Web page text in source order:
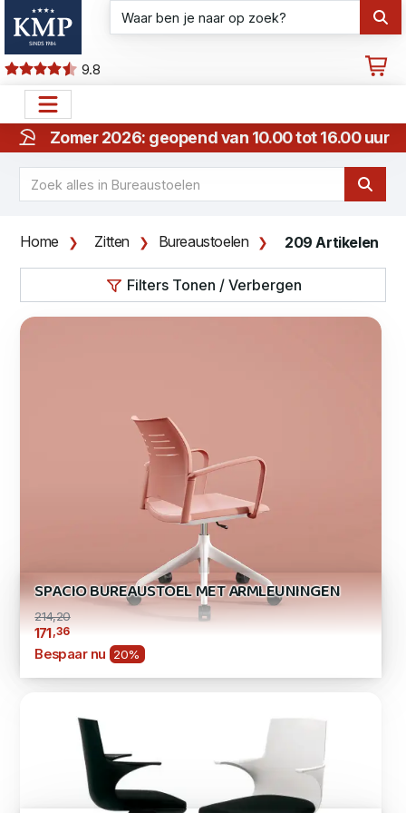
9.8
Zomer 2026: geopend van 10.00 tot 16.00 uur
Home Zitten Bureaustoelen 209 Artikelen
Filters Tonen / Verbergen
SPACIO BUREAUSTOEL MET ARMLEUNINGEN
214,20
171,36
Bespaar nu 20%